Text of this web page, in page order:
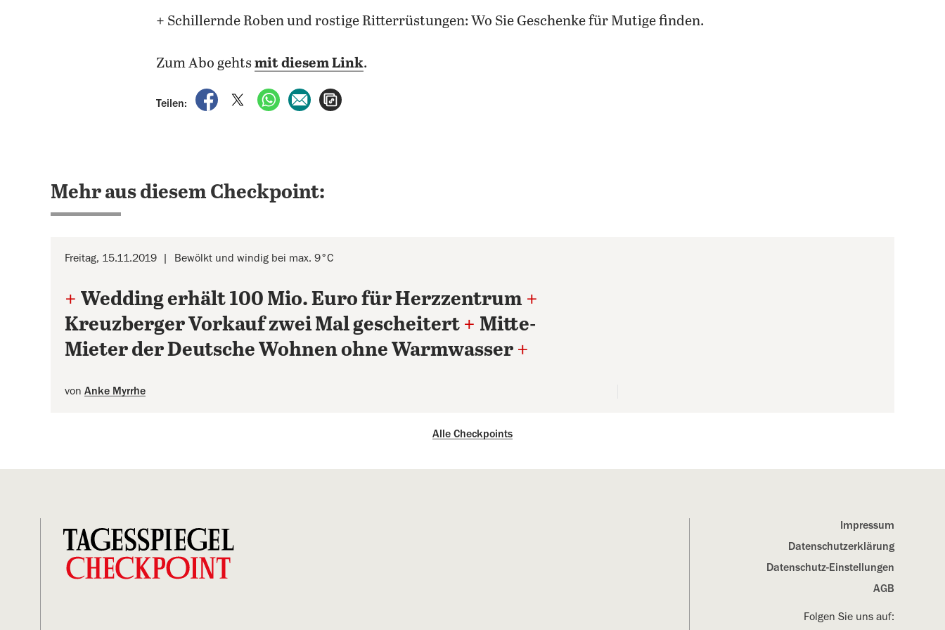
+ Schillernde Roben und rostige Ritterrüstungen: Wo Sie Geschenke für Mutige finden.
Zum Abo gehtsmit diesem Link.
Teilen:
auf Facebook teilen
auf X teilenper WhatsApp teilen
per E-Mail teilen
Mehr aus diesem Checkpoint:
Freitag, 15.11.2019 Bewölkt und windig bei max. 9°C
+ Wedding erhält 100 Mio. Euro für Herzzentrum +
Kreuzberger Vorkauf zwei Mal gescheitert + Mitte-
Mieter der Deutsche Wohnen ohne Warmwasser +
von Anke Myrrhe
Alle Checkpoints
Impressum
Datenschutz­erklärung
Datenschutz-Einstellungen
AGB
Folgen Sie uns auf: